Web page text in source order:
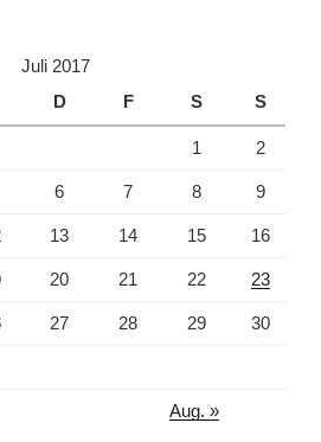
Juli 2017
D F S S
1 2
6 7 8 9
13 14 15 16
20 21 22 23
27 28 29 30
Aug. »